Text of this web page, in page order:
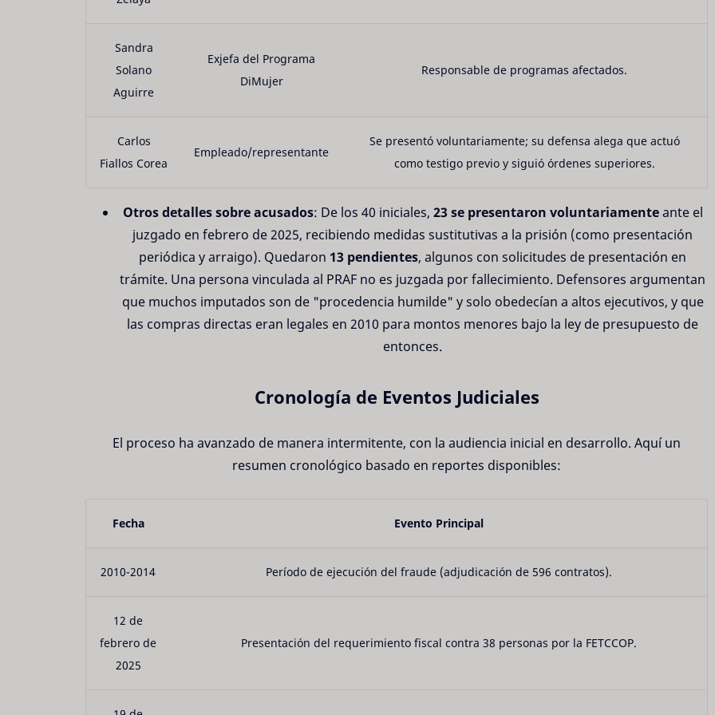
Sandra
Solano
Aguirre
Exjefa del Programa
DiMujer
Responsable de programas afectados.
Carlos
Fiallos Corea
Empleado/representante
Se presentó voluntariamente; su defensa alega que actuó
como testigo previo y siguió órdenes superiores.
Otros detalles sobre acusados: De los 40 iniciales, 23 se presentaron voluntariamenteante el
juzgado en febrero de 2025, recibiendo medidas sustitutivas a la prisión (como presentación
periódica y arraigo). Quedaron 13 pendientes, algunos con solicitudes de presentación en
trámite. Una persona vinculada al PRAF no es juzgada por fallecimiento. Defensores argumentan
que muchos imputados son de "procedencia humilde" y solo obedecían a altos ejecutivos, y que
las compras directas eran legales en 2010 para montos menores bajo la ley de presupuesto de
entonces.
Cronología de Eventos Judiciales
El proceso ha avanzado de manera intermitente, con la audiencia inicial en desarrollo. Aquí un
resumen cronológico basado en reportes disponibles:
Fecha Evento Principal
2010-2014 Período de ejecución del fraude (adjudicación de 596 contratos).
12 de
febrero de
2025
Presentación del requerimiento fiscal contra 38 personas por la FETCCOP.